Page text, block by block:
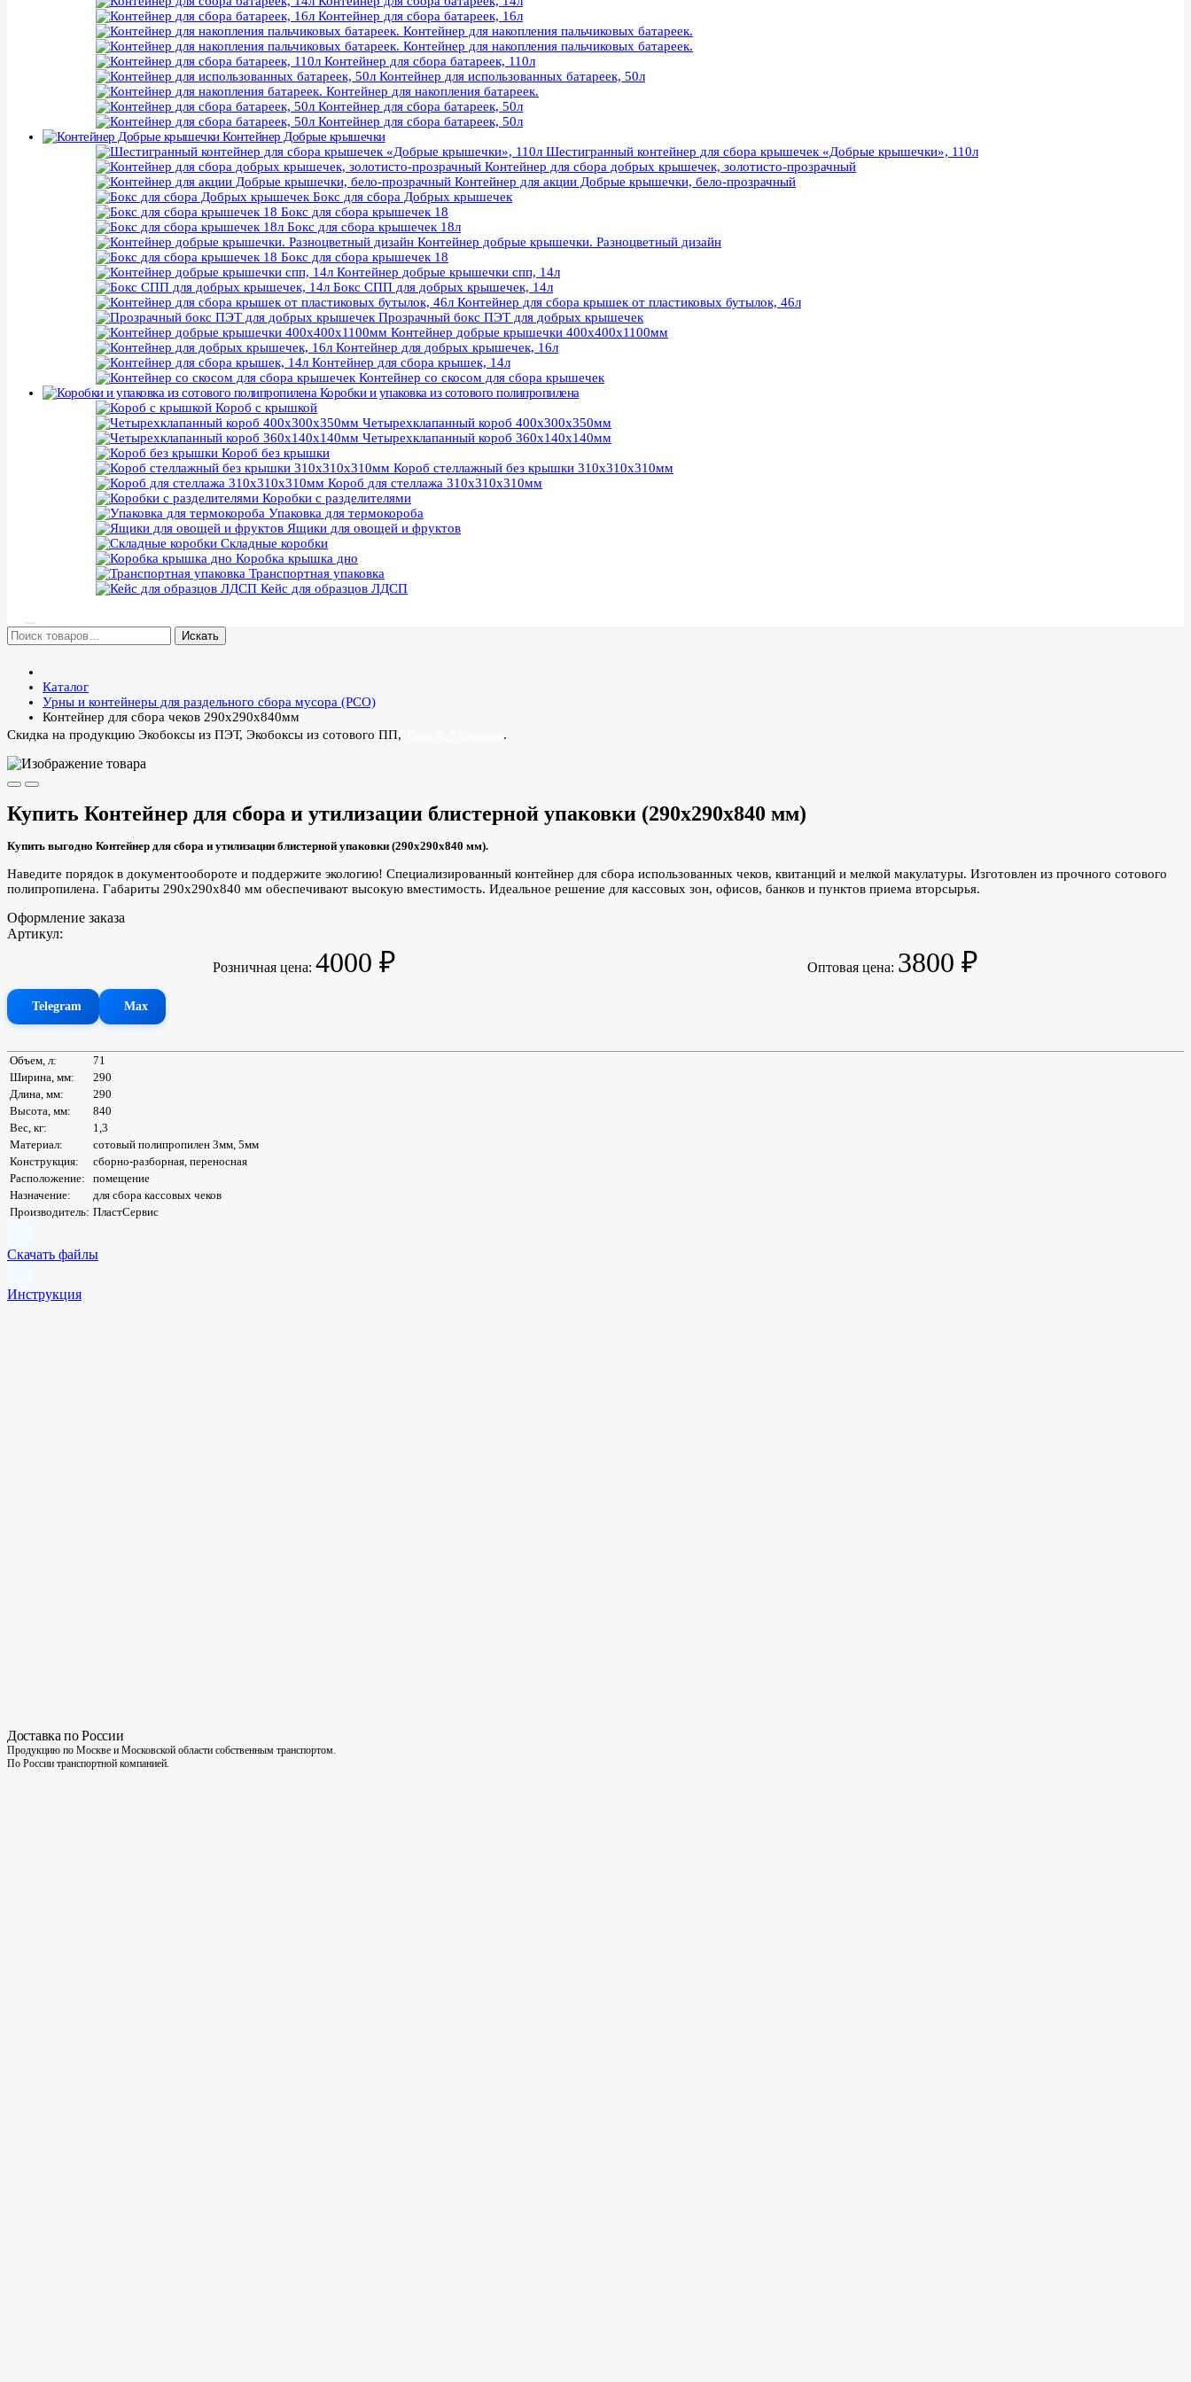
Экоурна 100л, Прочее
Контейнер для стекла
Урна для сбора старой одежды
Урны для раздельного сбора двухсекционные
Урны для сбора пластика и ручек
Урны для вторсырья трехсекционные
Пластиковая база для 1-го квадратного экобокса
Пластиковая база для 2-х квадратных экобоксов
Пластиковая база для 1-ого прямоугольного экобокса
Пластиковая база для 1-ого прямоугольного экобокса
Пластиковая база для 3-х прямоугольных экобоксов
Контейнер для сбора батареек, 16л
Контейнер для накопления пальчиковых батареек.
Контейнер для накопления пальчиковых батареек.
Контейнер для сбора батареек, 110л
Контейнер для использованных батареек, 50л
Контейнер для накопления батареек.
Контейнер для сбора батареек, 50л
Контейнер для сбора батареек, 50л
Контейнер Добрые крышечки
Шестигранный контейнер для сбора крышечек «Добрые крышечки», 110л
Контейнер для сбора добрых крышечек, золотисто-прозрачный
Контейнер для акции Добрые крышечки, бело-прозрачный
Бокс для сбора Добрых крышечек
Бокс для сбора крышечек 18
Бокс для сбора крышечек 18л
Контейнер добрые крышечки. Разноцветный дизайн
Бокс для сбора крышечек 18
Контейнер добрые крышечки спп, 14л
Бокс СПП для добрых крышечек, 14л
Контейнер для сбора крышек от пластиковых бутылок, 46л
Прозрачный бокс ПЭТ для добрых крышечек
Контейнер добрые крышечки 400х400х1100мм
Контейнер для добрых крышечек, 16л
Контейнер для сбора крышек, 14л
Контейнер со скосом для сбора крышечек
Коробки и упаковка из сотового полипропилена
Короб с крышкой
Четырехклапанный короб 400х300х350мм
Четырехклапанный короб 360х140х140мм
Короб без крышки
Короб стеллажный без крышки 310х310х310мм
Короб для стеллажа 310х310х310мм
Коробки с разделителями
Упаковка для термокороба
Ящики для овощей и фруктов
Складные коробки
Коробка крышка дно
Транспортная упаковка
Кейс для образцов ЛДСП
Искать
Каталог
Урны и контейнеры для раздельного сбора мусора (РСО)
Контейнер для сбора чеков 290х290х840мм
Скидка на продукцию Экобоксы из ПЭТ, Экобоксы из сотового ПП,
.
Купить Контейнер для сбора и утилизации блистерной упаковки (290х290х840 мм)
Купить выгодно Контейнер для сбора и утилизации блистерной упаковки (290х290х840 мм).
Наведите порядок в документообороте и поддержите экологию! Специализированный контейнер для сбора использованных чеков, квитанций и мелкой макулатуры. Изготовлен из прочного сотового
полипропилена. Габариты 290х290х840 мм обеспечивают высокую вместимость. Идеальное решение для кассовых зон, офисов, банков и пунктов приема вторсырья.
Оформление заказа
Артикул:
Розничная цена: 4000 ₽ Оптовая цена: 3800 ₽
Telegram Max
Объем, л:
71
Ширина, мм:
290
Длина, мм:
290
Высота, мм:
840
Вес, кг:
1,3
Материал:
сотовый полипропилен 3мм, 5мм
Конструкция:
сборно-разборная, переносная
Расположение:
помещение
Назначение:
для сбора кассовых чеков
Производитель: ПластСервис
Скачать файлы
Инструкция
Доставка по России
Продукцию по Москве и Московской области собственным транспортом.
По России транспортной компанией.